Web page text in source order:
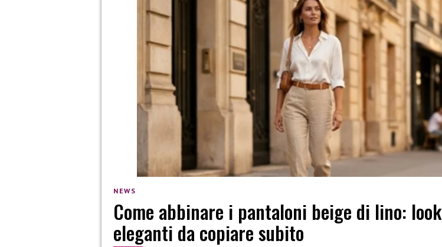
NEWS
Come abbinare i pantaloni beige di lino: look
eleganti da copiare subito